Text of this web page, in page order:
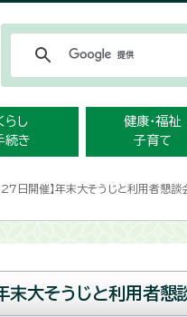
らし
続き
健康・福祉
子育て
日開催】年末大そうじと利用者懇談会
大そうじと利用者懇